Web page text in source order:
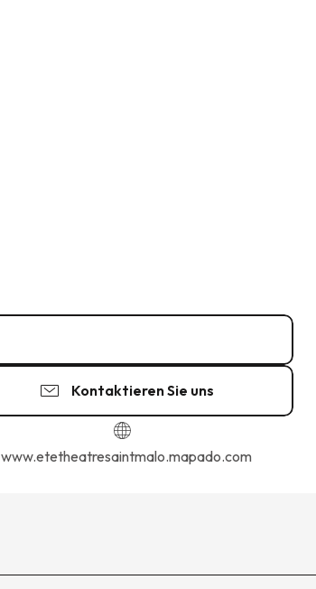
Kontaktieren Sie uns
www.etetheatresaintmalo.mapado.com